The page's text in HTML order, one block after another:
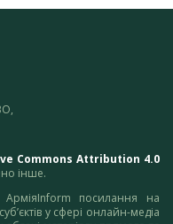
Commons Attribution 4.0
інше.
АрміяInform посилання на
у сфері онлайн-медіа